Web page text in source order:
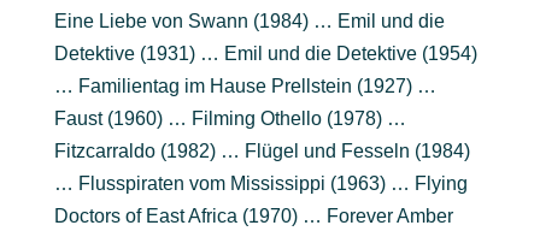
Eine Liebe von Swann (1984) … Emil und die
Detektive (1931) … Emil und die Detektive (1954)
… Familientag im Hause Prellstein (1927) …
Faust (1960) … Filming Othello (1978) …
Fitzcarraldo (1982) … Flügel und Fesseln (1984)
… Flusspiraten vom Mississippi (1963) … Flying
Doctors of East Africa (1970) … Forever Amber